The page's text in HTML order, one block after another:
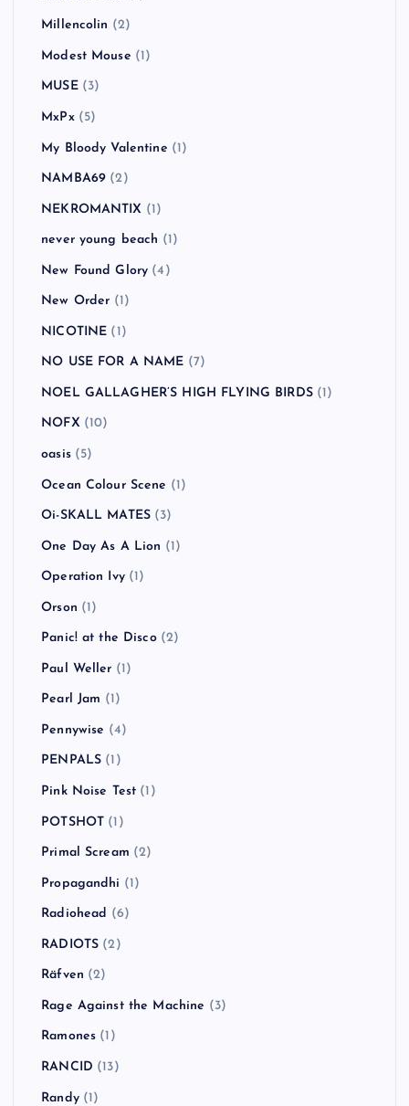
Millencolin (2)
Modest Mouse (1)
MUSE(3)
MxPx(5)
My Bloody Valentine (1)
NAMBA69 (2)
NEKROMANTIX (1)
never young beach (1)
New Found Glory (4)
New Order (1)
NICOTINE (1)
NO USE FOR A NAME (7)
NOEL GALLAGHER’S HIGH FLYING BIRDS(1)
NOFX (10)
oasis(5)
Ocean Colour Scene (1)
Oi-SKALL MATES (3)
One Day As A Lion (1)
Operation Ivy(1)
Orson (1)
Panic! at the Disco(2)
Paul Weller (1)
Pearl Jam (1)
Pennywise (4)
PENPALS (1)
Pink Noise Test (1)
POTSHOT (1)
Primal Scream (2)
Propagandhi (1)
Radiohead (6)
RADIOTS (2)
Räfven (2)
Rage Against the Machine (3)
Ramones (1)
RANCID (13)
Randy(1)